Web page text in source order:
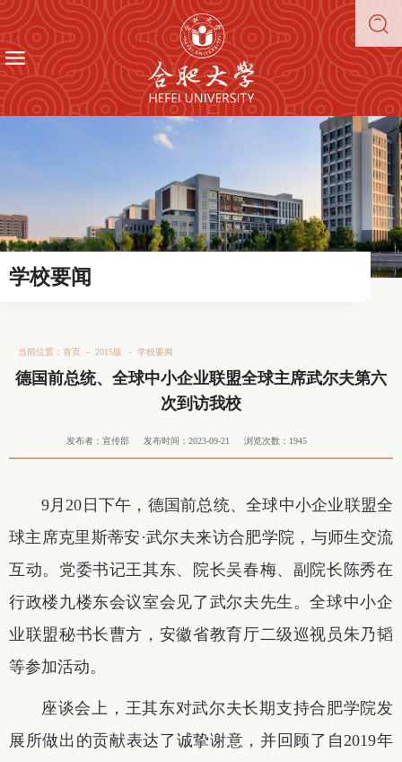
学校要闻
当前位置： 首页 - 2015版 - 学校要闻
德国前总统、全球中小企业联盟全球主席武尔夫第六
次到访我校
发布者：宣传部 发布时间：2023-09-21 浏览次数： 1945
9月20日下午，德国前总统、全球中小企业联盟全
球主席克里斯蒂安·武尔夫来访合肥学院，与师生交流
互动。党委书记王其东、院长吴春梅、副院长陈秀在
行政楼九楼东会议室会见了武尔夫先生。全球中小企
业联盟秘书长曹方，安徽省教育厅二级巡视员朱乃韬
等参加活动。
座谈会上，王其东对武尔夫长期支持合肥学院发
展所做出的贡献表达了诚挚谢意，并回顾了自2019年